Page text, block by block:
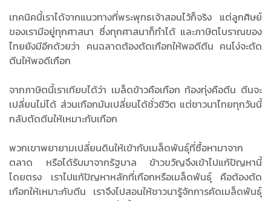
เทคนิคนี้เราได้จากแนวทางที่พระพุทธเจ้าสอนไว้ก็จริง แต่ลูกศิษย์
ของเรามีอยู่ทุกศาสนา ซึ่งทุกศาสนาก็ทำได้ และภาษิตโบราณของ
ไทยยังมีอีกด้วยว่า คนฉลาดต้องตัดเกือกให้พอดีตีน คนโง่จะตัด
ตีนให้พอดีเกือก
จากภาษิตนี้เราเทียบได้ว่า เมล็ดข้าวคือเกือก ท้องทุ่งคือตีน ตีนจะ
เปลี่ยนไม่ได้ ส่วนเกือกมันเปลี่ยนได้ชั่วชีวิต แต่ชาวนาไทยทุกวันนี้
กลับตัดตีนให้เหมาะกับเกือก
พวกเขาพยายามเปลี่ยนดินให้เข้ากับเมล็ดพันธุ์ที่ซื้อหามาจาก
ตลาด หรือได้รับมาจากรัฐบาล ข้าวขวัญจึงเข้าไปแก้ปัญหานี้
โดยตรง เราไปแก้ปัญหาหลักที่เกือกหรือเมล็ดพันธุ์ คือต้องตัด
เกือกให้เหมาะกับตีน เราจึงไปสอนให้ชาวนารู้จักการคัดเมล็ดพันธุ์